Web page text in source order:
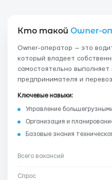
Кто такой Owner-
Owner-оператор — это
который владеет
самостоятельно
предпринимателя и
Ключевые навыки:
Управление
Организация и
Базовые знания
Всего вакансий
Спрос